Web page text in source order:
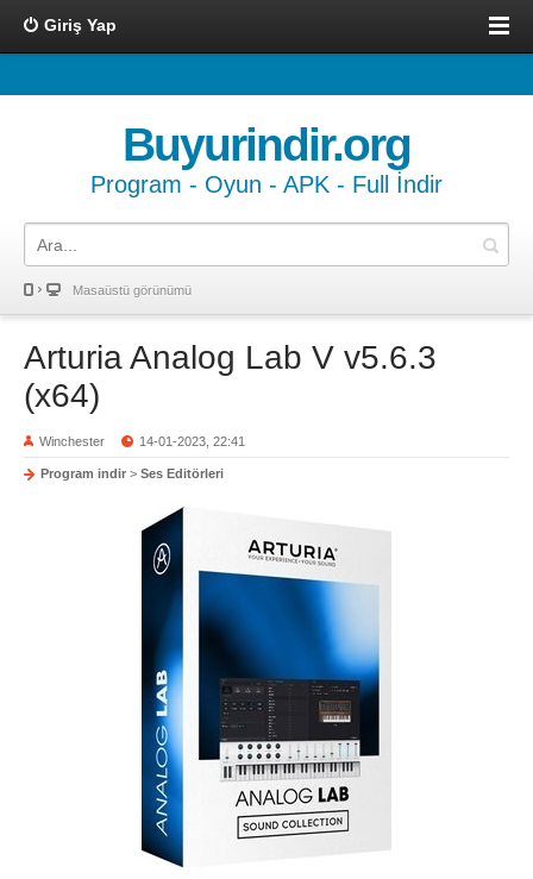
Giriş Yap
Buyurindir.org
Program - Oyun - APK - Full İndir
Masaüstü görünümü
Arturia Analog Lab V v5.6.3
(x64)
Winchester 14-01-2023, 22:41
Program indir > Ses Editörleri